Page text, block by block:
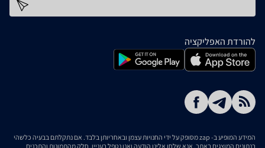
להורדת האפליקציה
המידע המופיע ב- zap מסופק על ידי החנויות עצמן ובאחריותן בלבד. אם נתקלתם בבעיה כלשהי
בנתונים המוצגים באתר, אנא שלחו אלינו הודעה ואנו נטפל בעניין. חלק מהתמונות והתכנים